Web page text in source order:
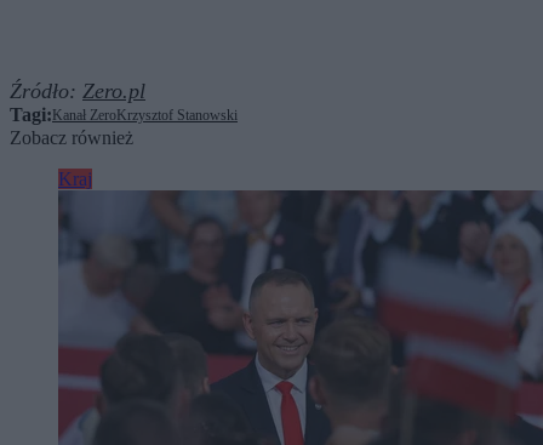
Źródło: Zero.pl
Tagi: Kanał Zero Krzysztof Stanowski
Zobacz również
Kraj